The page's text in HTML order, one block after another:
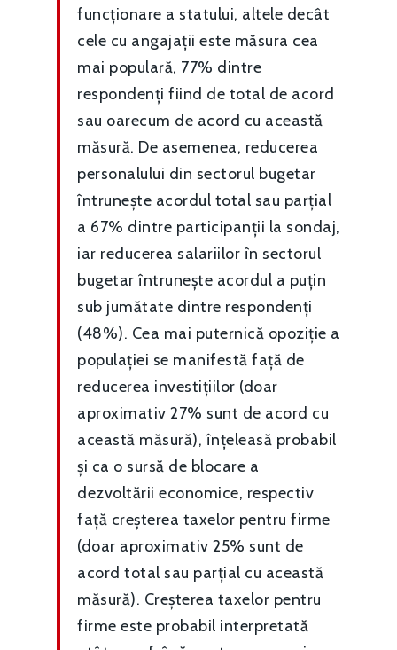
funcționare a statului, altele decât
cele cu angajații este măsura cea
mai populară, 77% dintre
respondenți fiind de total de acord
sau oarecum de acord cu această
măsură. De asemenea, reducerea
personalului din sectorul bugetar
întrunește acordul total sau parțial
a 67% dintre participanții la sondaj,
iar reducerea salariilor în sectorul
bugetar întrunește acordul a puțin
sub jumătate dintre respondenți
(48%). Cea mai puternică opoziție a
populației se manifestă față de
reducerea investițiilor (doar
aproximativ 27% sunt de acord cu
această măsură), înțeleasă probabil
și ca o sursă de blocare a
dezvoltării economice, respectiv
față creșterea taxelor pentru firme
(doar aproximativ 25% sunt de
acord total sau parțial cu această
măsură). Creșterea taxelor pentru
firme este probabil interpretată